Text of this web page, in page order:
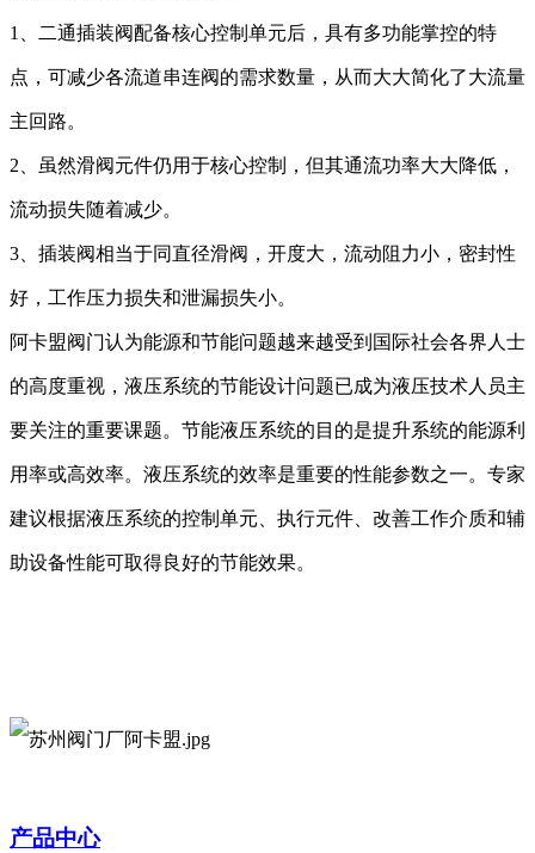
1、 二通插装阀配备核心控制 单元后，具有多功能掌控的特
点，可减少各流道串连阀的需求数量， 从而大大简化了大流量
主回路。
2、 虽然滑阀元件仍用于核心控制，但其通流功率大大降低，
流动损失随着减少。
3、 插装阀相当于同直径滑阀，开度大，流动阻力小，密封性
好，工作压力损失和泄漏损失小。
阿卡盟阀门认为能源和节能问题越来越受到 国际社会各界人士
的高度重视，液压系统的节能设计问题已成为液压技术人员主
要关注的重要课题。节能液压系统的目的是提升系统的能源利
用率或高效率。液压系统的效率是重要的性能参数之一。 专家
建议根据液压系统的控制 单元、执行元件、改善工作介质和辅
助设备性能可取得良好的节能效果。
产品中心